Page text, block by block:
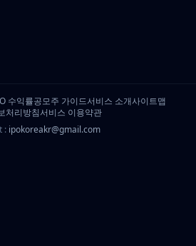
수익률공모주 가이드서비스 소개사이트맵
처리방침서비스 이용약관
: ipokoreakr@gmail.com